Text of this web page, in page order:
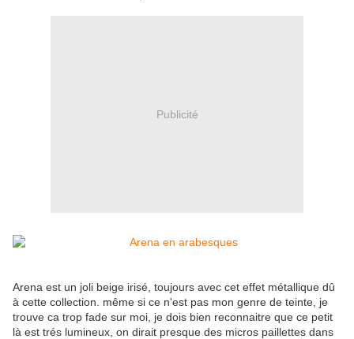
Publicité
Arena est un joli beige irisé, toujours avec cet effet métallique dû
à cette collection. même si ce n'est pas mon genre de teinte, je
trouve ca trop fade sur moi, je dois bien reconnaitre que ce petit
là est trés lumineux, on dirait presque des micros paillettes dans